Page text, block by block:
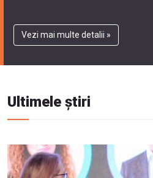
Vezi mai multe detalii »
Ultimele știri